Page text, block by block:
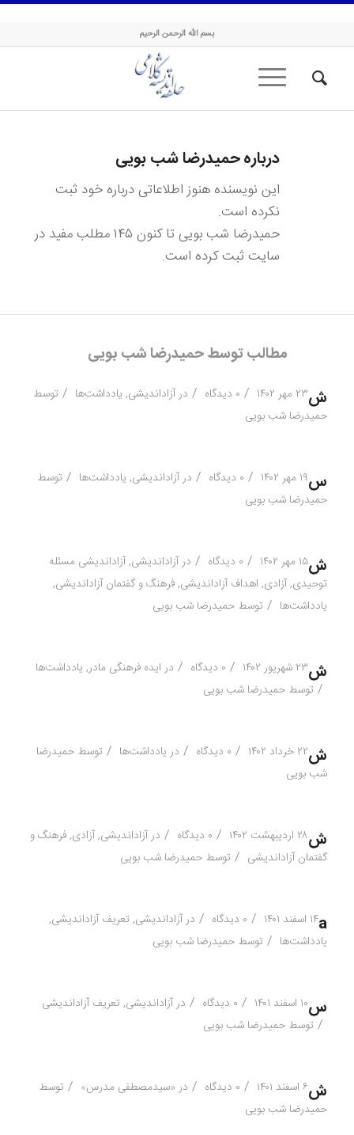
حلقه اندیشه کلامی
بسم الله الرحمن الرحیم
دربارهحمیدرضا شب بویی
این نویسنده هنوز اطلاعاتی درباره خود ثبت
نکرده است.
حمیدرضا شب بویی
تا کنون ۱۴۵ مطلب مفید در
سایت ثبت کرده است.
مطالب توسط حمیدرضا شب بویی
ش۲۳ مهر ۱۴۰۲ / ۰ دیدگاه / در آزاداندیشی, یادداشت‌ها / توسط
حمیدرضا شب بویی
س۱۹ مهر ۱۴۰۲ / ۰ دیدگاه / در آزاداندیشی, یادداشت‌ها / توسط
حمیدرضا شب بویی
ش۱۵ مهر ۱۴۰۲ / ۰ دیدگاه / در آزاداندیشی,آزاداندیشی مسئله
توحیدی,آزادی, اهداف آزاداندیشی,فرهنگ و گفتمان آزاداندیشی,
یادداشت‌ها / توسط حمیدرضا شب بویی
ش۲۳ شهریور ۱۴۰۲ / ۰ دیدگاه / در ایده فرهنگی مادر, یادداشت‌ها
/ توسط حمیدرضا شب بویی
ش۲۲ خرداد ۱۴۰۲ / ۰ دیدگاه / در یادداشت‌ها / توسط حمیدرضا
شب بویی
ش۲۸ اردیبهشت ۱۴۰۲ / ۰ دیدگاه / در آزاداندیشی,آزادی,فرهنگ و
گفتمان آزاداندیشی / توسط حمیدرضا شب بویی
a۱۴ اسفند ۱۴۰۱ / ۰ دیدگاه / در آزاداندیشی, تعریف آزاداندیشی,
یادداشت‌ها / توسط حمیدرضا شب بویی
س۱۰ اسفند ۱۴۰۱ / ۰ دیدگاه / در آزاداندیشی, تعریف آزاداندیشی
/ توسط حمیدرضا شب بویی
ش۶ اسفند ۱۴۰۱ / ۰ دیدگاه / در «سیدمصطفی مدرس» / توسط
حمیدرضا شب بویی